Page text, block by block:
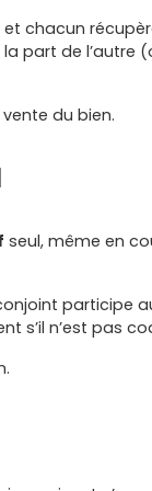
et chacun
part de l’autre
du bien.
seul, même en
participe
s’il n’est pas